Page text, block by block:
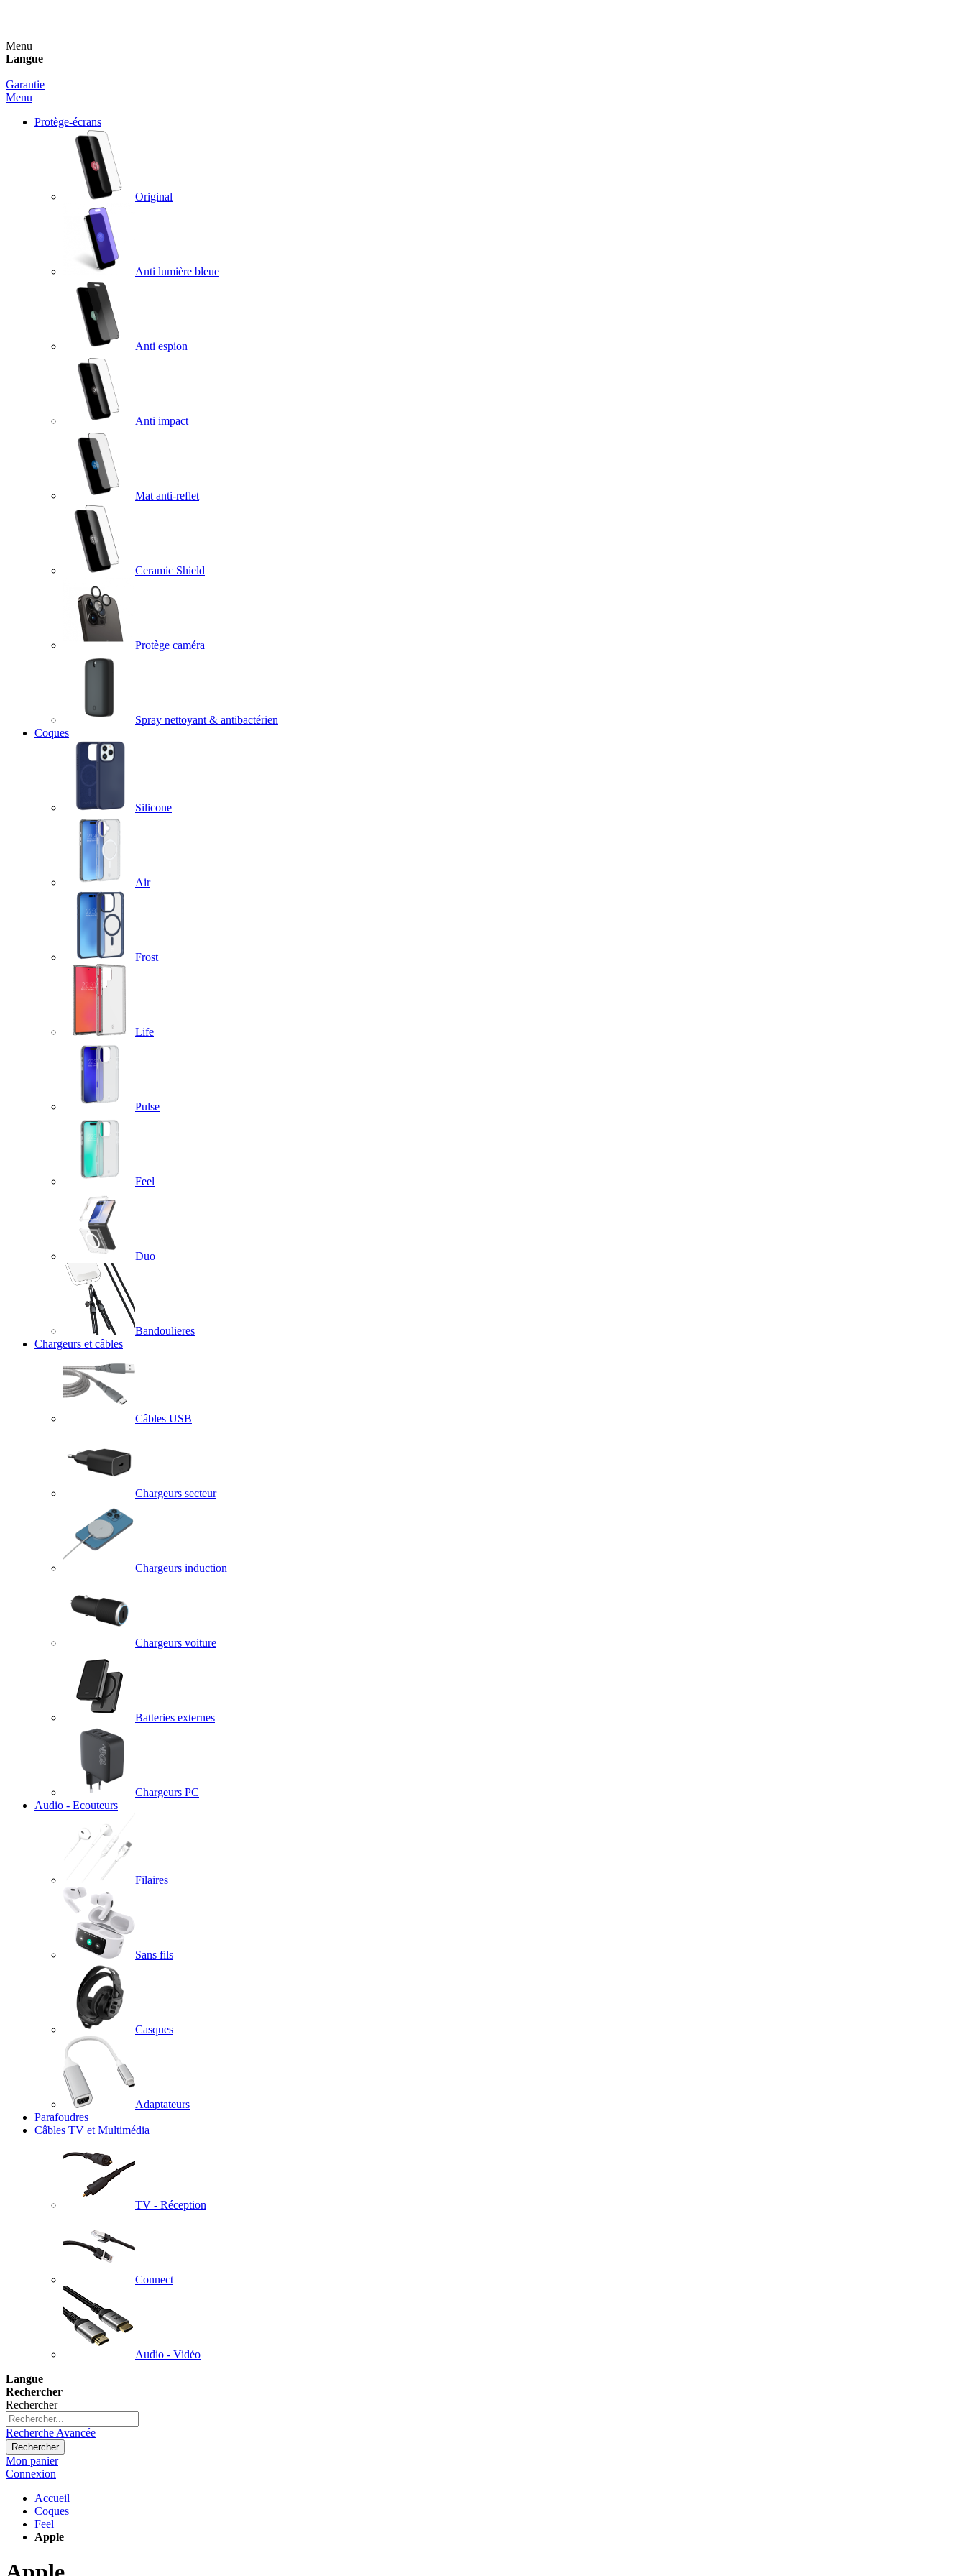
Menu
Langue
Garantie
Menu
Protège-écrans
Original
Anti lumière bleue
Anti espion
Anti impact
Mat anti-reflet
Ceramic Shield
Protège caméra
Spray nettoyant & antibactérien
Coques
Silicone
Air
Frost
Life
Pulse
Feel
Duo
Bandoulieres
Chargeurs et câbles
Câbles USB
Chargeurs secteur
Chargeurs induction
Chargeurs voiture
Batteries externes
Chargeurs PC
Audio - Ecouteurs
Filaires
Sans fils
Casques
Adaptateurs
Parafoudres
Câbles TV et Multimédia
TV - Réception
Connect
Audio - Vidéo
Langue
Rechercher
Rechercher
Recherche Avancée
Rechercher
Mon panier
Connexion
Accueil
Coques
Feel
Apple